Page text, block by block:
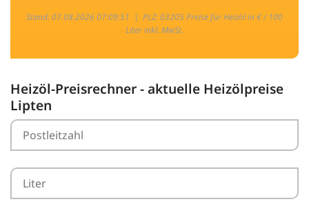
Stand: 07.08.2026 07:09:51 | PLZ: 03205 Preise für Heizöl in € / 100
Liter inkl. MwSt.
Heizöl-Preisrechner - aktuelle Heizölpreise
Lipten